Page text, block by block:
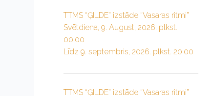
TTMS “ĢILDE” izstāde “Vasaras ritmi”
Svētdiena, 9. August, 2026. plkst.
00:00
Līdz 9. septembris, 2026. plkst. 20:00
TTMS “ĢILDE” izstāde “Vasaras ritmi”